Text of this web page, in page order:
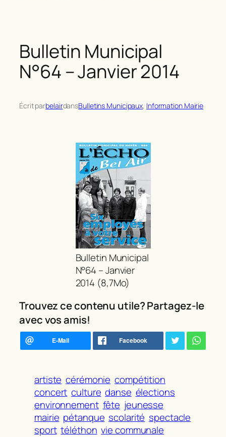
Bulletin Municipal
N°64 – Janvier 2014
Écrit parbelairdansBulletins Municipaux, Information Mairie
Bulletin Municipal
N°64 – Janvier
2014 (8,7Mo)
Trouvez ce contenu utile? Partagez-le
avec vos amis!
artiste cérémonie compétition
concert culture danse élections
environnement fête jeunesse
mairie pétanque scolarité spectacle
sport téléthon vie communale